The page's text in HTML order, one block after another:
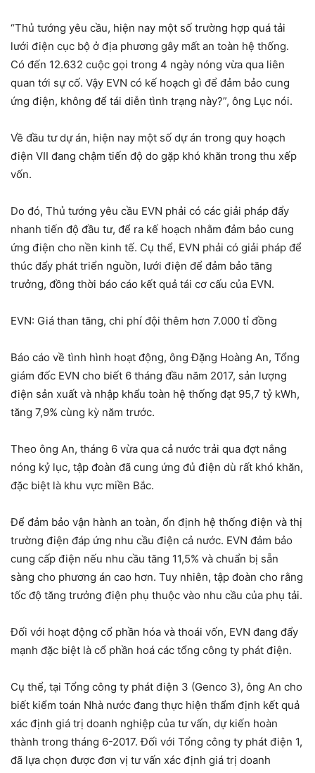
“Thủ tướng yêu cầu, hiện nay một số trường hợp quá tải
lưới điện cục bộ ở địa phương gây mất an toàn hệ thống.
Có đến 12.632 cuộc gọi trong 4 ngày nóng vừa qua liên
quan tới sự cố. Vậy EVN có kế hoạch gì để đảm bảo cung
ứng điện, không để tái diễn tình trạng này?”, ông Lục nói.
Về đầu tư dự án, hiện nay một số dự án trong quy hoạch
điện VII đang chậm tiến độ do gặp khó khăn trong thu xếp
vốn.
Do đó, Thủ tướng yêu cầu EVN phải có các giải pháp đẩy
nhanh tiến độ đầu tư, để ra kế hoạch nhằm đảm bảo cung
ứng điện cho nền kinh tế. Cụ thể, EVN phải có giải pháp để
thúc đẩy phát triển nguồn, lưới điện để đảm bảo tăng
trưởng, đồng thời báo cáo kết quả tái cơ cấu của EVN.
EVN: Giá than tăng, chi phí đội thêm hơn 7.000 tỉ đồng
Báo cáo về tình hình hoạt động, ông Đặng Hoàng An, Tổng
giám đốc EVN cho biết 6 tháng đầu năm 2017, sản lượng
điện sản xuất và nhập khẩu toàn hệ thống đạt 95,7 tỷ kWh,
tăng 7,9% cùng kỳ năm trước.
Theo ông An, tháng 6 vừa qua cả nước trải qua đợt nắng
nóng kỷ lục, tập đoàn đã cung ứng đủ điện dù rất khó khăn,
đặc biệt là khu vực miền Bắc.
Để đảm bảo vận hành an toàn, ổn định hệ thống điện và thị
trường điện đáp ứng nhu cầu điện cả nước. EVN đảm bảo
cung cấp điện nếu nhu cầu tăng 11,5% và chuẩn bị sẵn
sàng cho phương án cao hơn. Tuy nhiên, tập đoàn cho rằng
tốc độ tăng trưởng điện phụ thuộc vào nhu cầu của phụ tải.
Đối với hoạt động cổ phần hóa và thoái vốn, EVN đang đẩy
mạnh đặc biệt là cổ phần hoá các tổng công ty phát điện.
Cụ thể, tại Tổng công ty phát điện 3 (Genco 3), ông An cho
biết kiểm toán Nhà nước đang thực hiện thẩm định kết quả
xác định giá trị doanh nghiệp của tư vấn, dự kiến hoàn
thành trong tháng 6-2017. Đối với Tổng công ty phát điện 1,
đã lựa chọn được đơn vị tư vấn xác định giá trị doanh